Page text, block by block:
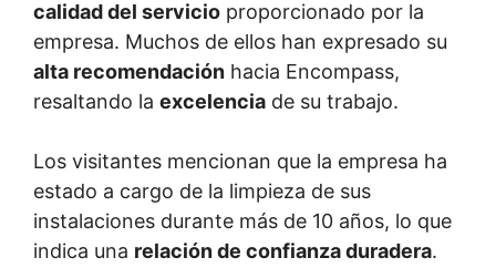
calidad del servicio proporcionado por la
empresa. Muchos de ellos han expresado su
alta recomendación hacia Encompass,
resaltando la excelencia de su trabajo.
Los visitantes mencionan que la empresa ha
estado a cargo de la limpieza de sus
instalaciones durante más de 10 años, lo que
indica una relación de confianza duradera.